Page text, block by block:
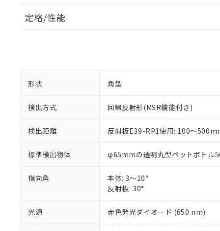
定格/性能
形状 角型
検出方式 回帰反射形(MSR機能付き)
検出距離 反射板E39-RP1使用: 100～
標準検出物体 φ65mmの透明丸型ペットボトル
指向角
本体: 3～10°
反射板: 30°
光源 赤色発光ダイオード (650 nm)